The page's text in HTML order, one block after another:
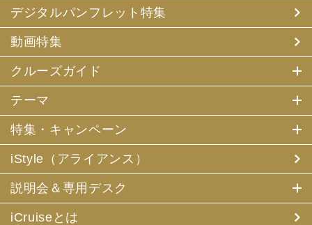
デジタルパンフレット特集
動画特集
クルーズガイド
テーマ
特集・キャンペーン
iStyle（アライアンス）
説明会＆専用デスク
iCruiseとは